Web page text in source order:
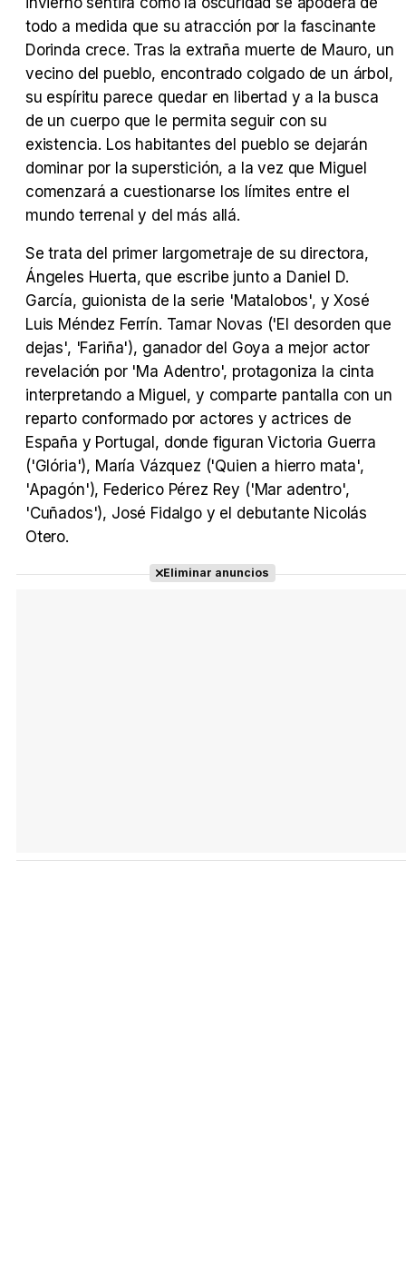
Tráiler Oficial en VOSE 'The Audacity'
todo a medida que su atracción por la fascinante
Dorinda crece. Tras la extraña muerte de Mauro, un
vecino del pueblo, encontrado colgado de un árbol,
su espíritu parece quedar en libertad y a la busca
de un cuerpo que le permita seguir con su
existencia. Los habitantes del pueblo se dejarán
dominar por la superstición, a la vez que Miguel
comenzará a cuestionarse los límites entre el
mundo terrenal y del más allá.
Se trata del primer largometraje de su directora,
Ángeles Huerta, que escribe junto a Daniel D.
García, guionista de la serie 'Matalobos', y Xosé
Luis Méndez Ferrín. Tamar Novas ('El desorden que
dejas', 'Fariña'), ganador del Goya a mejor actor
revelación por 'Ma Adentro', protagoniza la cinta
interpretando a Miguel, y comparte pantalla con un
reparto conformado por actores y actrices de
España y Portugal, donde figuran Victoria Guerra
('Glória'), María Vázquez ('Quien a hierro mata',
'Apagón'), Federico Pérez Rey ('Mar adentro',
'Cuñados'), José Fidalgo y el debutante Nicolás
Otero.
Eliminar anuncios